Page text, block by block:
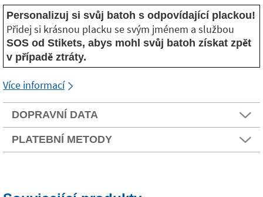
Personalizuj si svůj batoh s odpovídající plackou!
Přidej si krásnou placku se svým jménem a službou
SOS od Stikets, abys mohl svůj batoh získat zpět
v případě ztráty.
Více informací
DOPRAVNÍ DATA
PLATEBNÍ METODY